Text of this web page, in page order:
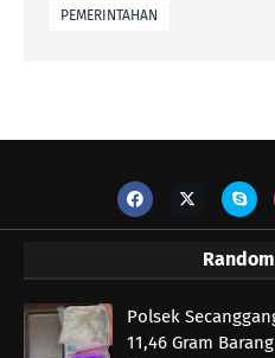
PEMERINTAHAN
Polsek
11,46 Gram